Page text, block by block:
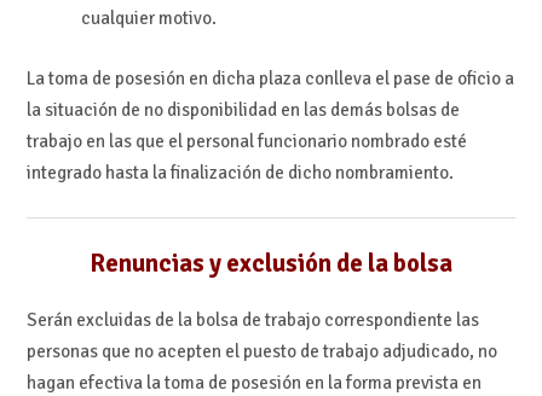
cualquier motivo.
La toma de posesión en dicha plaza conlleva el pase de oficio a
la situación de no disponibilidad en las demás bolsas de
trabajo en las que el personal funcionario nombrado esté
integrado hasta la finalización de dicho nombramiento.
Renuncias y exclusión de la bolsa
Serán excluidas de la bolsa de trabajo correspondiente las
personas que no acepten el puesto de trabajo adjudicado, no
hagan efectiva la toma de posesión en la forma prevista en